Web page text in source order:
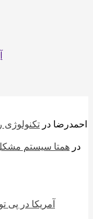
احمدرضا در تکنولوژی
در همتا سیستم